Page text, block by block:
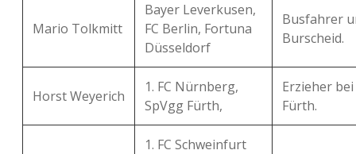
Mario Tolkmitt
Bayer Leverkusen,
FC Berlin, Fortuna
Düsseldorf
Busfahrer
Burscheid.
Horst Weyerich
1. FC Nürnberg,
SpVgg Fürth,
Erzieher
Fürth.
1. FC Schweinfurt